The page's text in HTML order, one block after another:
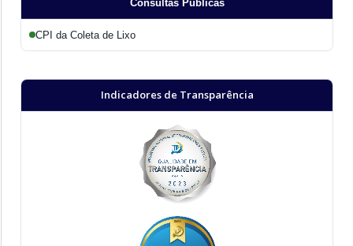
Consultas Públicas
CPI da Coleta de Lixo
Indicadores de Transparência